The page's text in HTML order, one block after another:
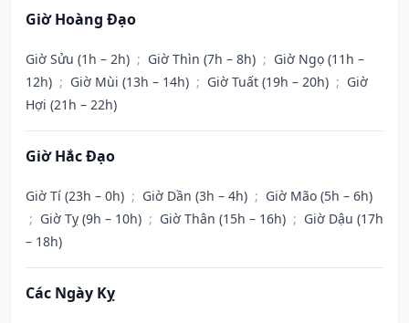
Giờ Hoàng Đạo
Giờ Sửu (1h – 2h) ; Giờ Thìn (7h – 8h) ; Giờ Ngọ (11h –
12h) ; Giờ Mùi (13h – 14h) ; Giờ Tuất (19h – 20h) ; Giờ
Hợi (21h – 22h)
Giờ Hắc Đạo
Giờ Tí (23h – 0h) ; Giờ Dần (3h – 4h) ; Giờ Mão (5h – 6h)
; Giờ Tỵ (9h – 10h) ; Giờ Thân (15h – 16h) ; Giờ Dậu (17h
– 18h)
Các Ngày Kỵ